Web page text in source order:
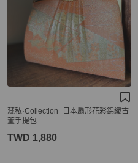
藏私·Collection_日本扇形花彩錦織古
董手提包
TWD 1,880